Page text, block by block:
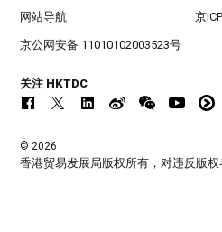
网站导航 京
京公网安备 11010102003523号
关注 HKTDC
© 2026
香港贸易发展局版权所有，对违反版权